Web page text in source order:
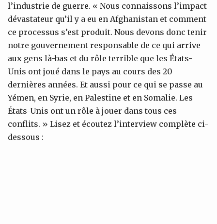
l’industrie de guerre. « Nous connaissons l’impact
dévastateur qu’il y a eu en Afghanistan et comment
ce processus s’est produit. Nous devons donc tenir
notre gouvernement responsable de ce qui arrive
aux gens là-bas et du rôle terrible que les États-
Unis ont joué dans le pays au cours des 20
dernières années. Et aussi pour ce qui se passe au
Yémen, en Syrie, en Palestine et en Somalie. Les
États-Unis ont un rôle à jouer dans tous ces
conflits. » Lisez et écoutez l’interview complète ci-
dessous :